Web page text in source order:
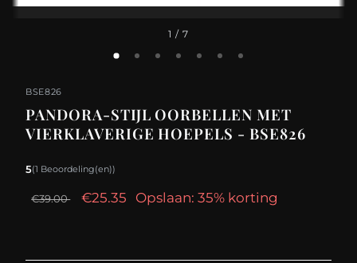
1 / 7
BSE826
PANDORA-STIJL OORBELLEN MET
VIERKLAVERIGE HOEPELS - BSE826
5(1 Beoordeling(en))
€39.00 €25.35 Opslaan: 35% korting